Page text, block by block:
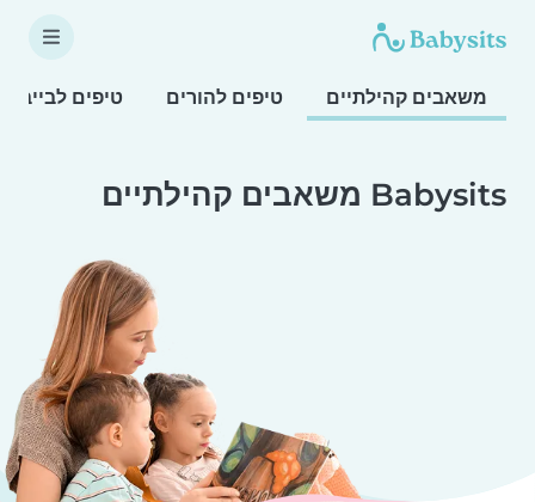
משאבים קהילתיים טיפים להורים טיפים
Babysits משאבים קהילתיים